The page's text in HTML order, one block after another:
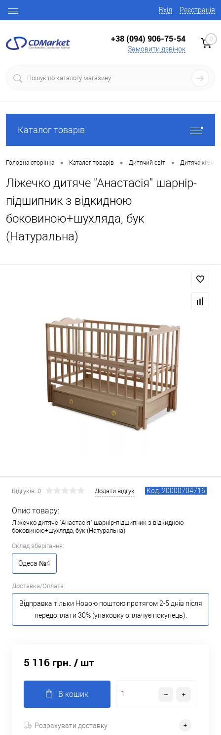
Вхід Реєстрація
+38 (094) 906-75-54
Замовити дзвінок
0
Каталог товарів
Головна сторінка • Каталог товарів • Дитячий світ • Дитяча
Ліжечко дитяче "Анастасія" шарнір-
підшипник з відкидною
боковиною+шухляда, бук
(Натуральна)
Відгуків: 0 Додати відгук Код: 20000704716
Опис товару:
Ліжечко дитяче "Анастасія" шарнір-підшипник з відкидною
боковиною+шухляда, бук (Натуральна)
Склад зберігання:
Одеса №4
Доставка/Оплата:
Відправка тільки Новою поштою протягом 2-5 днів після
передоплати 30% (упаковку оплачує покупець).
5 116 грн. / шт
В кошик
Розрахувати доставку